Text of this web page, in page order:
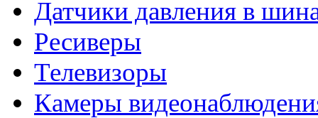
Датчики давления в
Ресиверы
Телевизоры
Камеры